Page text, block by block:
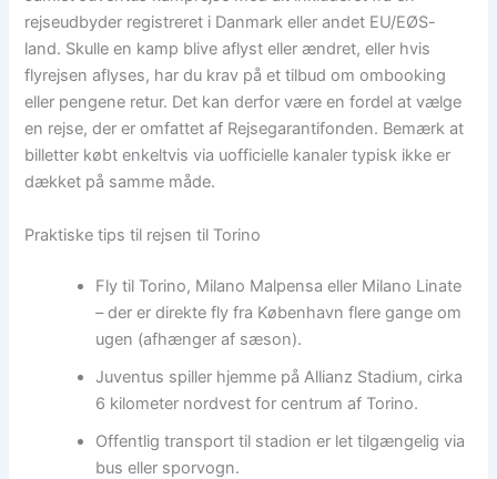
rejseudbyder registreret i Danmark eller andet EU/EØS-
land. Skulle en kamp blive aflyst eller ændret, eller hvis
flyrejsen aflyses, har du krav på et tilbud om ombooking
eller pengene retur. Det kan derfor være en fordel at vælge
en rejse, der er omfattet af Rejsegarantifonden. Bemærk at
billetter købt enkeltvis via uofficielle kanaler typisk ikke er
dækket på samme måde.
Praktiske tips til rejsen til Torino
Fly til Torino, Milano Malpensa eller Milano Linate
– der er direkte fly fra København flere gange om
ugen (afhænger af sæson).
Juventus spiller hjemme på Allianz Stadium, cirka
6 kilometer nordvest for centrum af Torino.
Offentlig transport til stadion er let tilgængelig via
bus eller sporvogn.